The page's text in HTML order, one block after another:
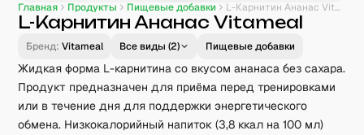
Главная Продукты Пищевые добавки L-Карнитин Ананас Vitameal
L-Карнитин Ананас Vitameal
Бренд: Vitameal Все виды (2) Пищевые добавки
Жидкая форма L-карнитина со вкусом ананаса без сахара.
Продукт предназначен для приёма перед тренировками
или в течение дня для поддержки энергетического
обмена. Низкокалорийный напиток (3,8 ккал на 100 мл)